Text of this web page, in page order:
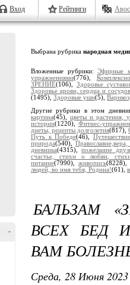
Вход Рейтинги
-
Выбрана рубрика народная
Вложенные рубрики:Эфирные
упражнениями(776),
ЗРЕНИЕ(106), Здоровье
Здоровье крови, сердца и сосудов
(1495), Здоровые уши(5),
Другие рубрики в этом
картина(45),цветы и растения,
истории(1220), Фитнес-
диеты, рецепты долголетия(817),
Путь к Победе(46),
природа(540),
дневника(4315),пожелание
счастье, стихи о любви,
питание(7990), живопись(8228),
людей, во имя тебя, Родина!(61),
БАЛЬЗАМ
ВСЕХ БЕД
ВАМ
Среда, 28 Июня